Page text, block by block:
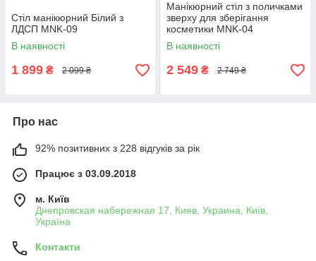
Стіл манікюрний Білий з
ЛДСП MNK-09
В наявності
1 899 ₴ 2 099 ₴
Манікюрний стіл з поличками
зверху для зберігання
косметики MNK-04
В наявності
2 549 ₴ 2 749 ₴
Про нас
92% позитивних з 228 відгуків за рік
Працює з 03.09.2018
м. Київ
Днепровская набережная 17, Киев, Украина, Київ,
Україна
Контакти